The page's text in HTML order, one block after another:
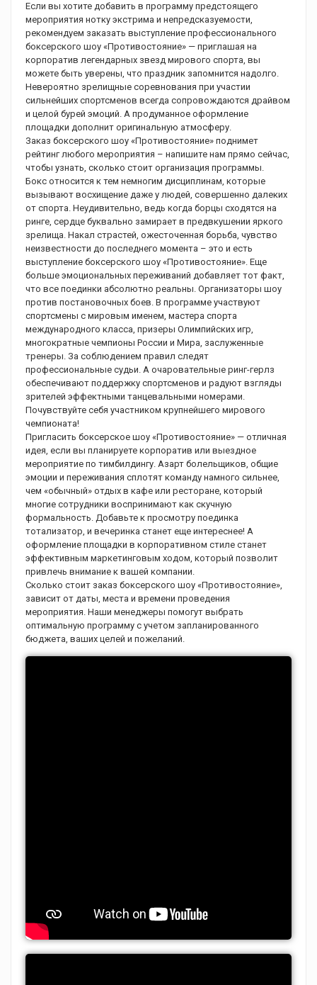
Если вы хотите добавить в программу предстоящего
мероприятия нотку экстрима и непредсказуемости,
рекомендуем заказать выступление профессионального
боксерского шоу «Противостояние» — приглашая на
корпоратив легендарных звезд мирового спорта, вы
можете быть уверены, что праздник запомнится надолго.
Невероятно зрелищные соревнования при участии
сильнейших спортсменов всегда сопровождаются драйвом
и целой бурей эмоций. А продуманное оформление
площадки дополнит оригинальную атмосферу.
Заказ боксерского шоу «Противостояние» поднимет
рейтинг любого мероприятия – напишите нам прямо сейчас,
чтобы узнать, сколько стоит организация программы.
Бокс относится к тем немногим дисциплинам, которые
вызывают восхищение даже у людей, совершенно далеких
от спорта. Неудивительно, ведь когда борцы сходятся на
ринге, сердце буквально замирает в предвкушении яркого
зрелища. Накал страстей, ожесточенная борьба, чувство
неизвестности до последнего момента – это и есть
выступление боксерского шоу «Противостояние». Еще
больше эмоциональных переживаний добавляет тот факт,
что все поединки абсолютно реальны. Организаторы шоу
против постановочных боев. В программе участвуют
спортсмены с мировым именем, мастера спорта
международного класса, призеры Олимпийских игр,
многократные чемпионы России и Мира, заслуженные
тренеры. За соблюдением правил следят
профессиональные судьи. А очаровательные ринг-герлз
обеспечивают поддержку спортсменов и радуют взгляды
зрителей эффектными танцевальными номерами.
Почувствуйте себя участником крупнейшего мирового
чемпионата!
Пригласить боксерское шоу «Противостояние» — отличная
идея, если вы планируете корпоратив или выездное
мероприятие по тимбилдингу. Азарт болельщиков, общие
эмоции и переживания сплотят команду намного сильнее,
чем «обычный» отдых в кафе или ресторане, который
многие сотрудники воспринимают как скучную
формальность. Добавьте к просмотру поединка
тотализатор, и вечеринка станет еще интереснее! А
оформление площадки в корпоративном стиле станет
эффективным маркетинговым ходом, который позволит
привлечь внимание к вашей компании.
Сколько стоит заказ боксерского шоу «Противостояние»,
зависит от даты, места и времени проведения
мероприятия. Наши менеджеры помогут выбрать
оптимальную программу с учетом запланированного
бюджета, ваших целей и пожеланий.